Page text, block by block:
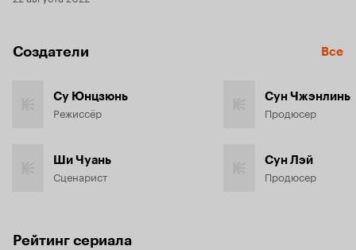
Создатели Все
Су Юнцзюнь
Режиссёр
Ши Чуань
Сценарист
Сун Чжэнлинь
Продюсер
Сун Лэй
Продюсер
Рейтинг сериала